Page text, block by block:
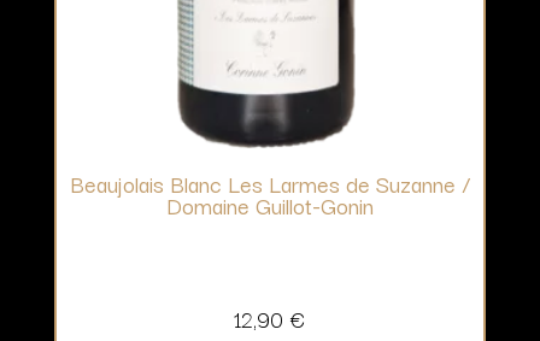
Beaujolais Blanc Les Larmes de Suzanne /
Domaine Guillot-Gonin
12,90 €